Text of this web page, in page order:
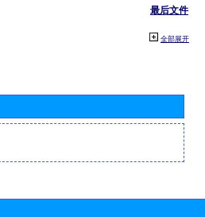
最后文件
全部展开